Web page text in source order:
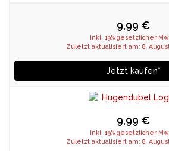
9,99 €
inkl. 19% gesetzlicher
Zuletzt aktualisiert am: 8. August
Jetzt kaufen*
9,99 €
inkl. 19% gesetzlicher
Zuletzt aktualisiert am: 8. August